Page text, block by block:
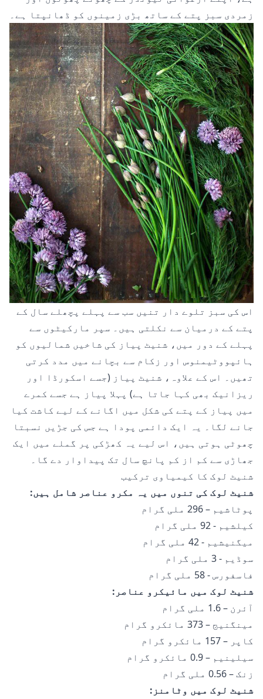
زمردی سبز پتے کے ساتھ بڑی زمینوں کو ڈھانپتا ہے۔
اس کی سبز تلوے دار تنیں سب سے پہلے پچھلے سال کے
پتے کے درمیان سے نکلتی ہیں۔ سپر مارکیٹوں سے
پہلے کے دور میں، شنیٹ پیاز کی شاخیں شمالیوں کو
ہائپووٹیمنوس اور زکام سے بچانے میں مدد کرتی
تھیں۔ اس کے علاوہ، شنیٹ پیاز (جسے اسکورڈا اور
ریزانیک بھی کہا جاتا ہے) پہلا پیاز ہے جسے کمرے
میں پیاز کے پتے کی شکل میں اگانے کے لیے کاشت کیا
جانے لگا۔ یہ ایک دائمی پودا ہے جس کی جڑیں نسبتا
چھوٹی ہوتی ہیں، اس لیے یہ کھڑکی پر گملے میں ایک
جھاڑی سے کم از کم پانچ سال تک پیداوار دے گا۔
شنیٹ لوک کا کیمیاوی ترکیب
شنیٹ لوک کی تنوں میں یہ مکرو عناصر شامل ہیں:
پوٹاشیم – 296 ملی گرام
کیلشیم - 92 ملی گرام
میگنیشیم - 42 ملی گرام
سوڈیم - 3 ملی گرام
فاسفورس - 58 ملی گرام
شنیٹ لوک میں مائیکرو عناصر:
آئرن – 1.6 ملی گرام
مینگنیج – 373 مائکرو گرام
کاپر – 157 مائکرو گرام
سیلینیم – 0.9 مائکرو گرام
زنک – 0.56 ملی گرام
شنیٹ لوک میں وٹامنز: